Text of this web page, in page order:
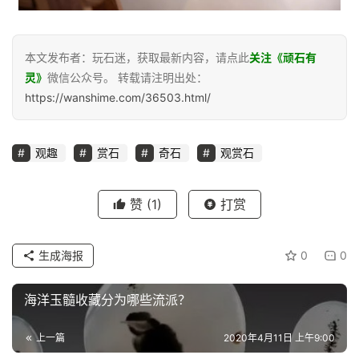
本文发布者：玩石迷，获取最新内容，请点此关注《顽石有
灵》 微信公众号。 转载请注明出处：
https://wanshime.com/36503.html/
观趣 赏石 奇石 观赏石
赞 (1) 打赏
0 0
生成海报
海洋玉髓收藏分为哪些流派？
上一篇 2020年4月11日 上午9:00